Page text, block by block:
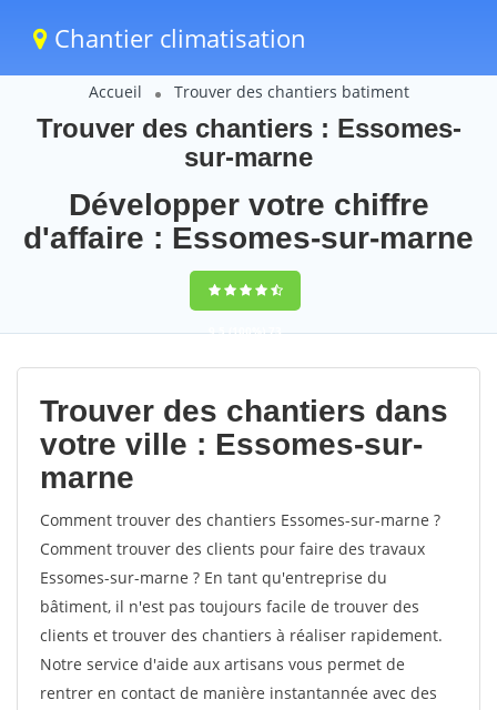
Chantier climatisation
Accueil Trouver des chantiers batiment
Trouver des chantiers : Essomes-
sur-marne
Développer votre chiffre
d'affaire : Essomes-sur-marne
9,5(100%)73
votes
Trouver des chantiers dans
votre ville : Essomes-sur-
marne
Comment trouver des chantiers Essomes-sur-marne ?
Comment trouver des clients pour faire des travaux
Essomes-sur-marne ? En tant qu'entreprise du
bâtiment, il n'est pas toujours facile de trouver des
clients et trouver des chantiers à réaliser rapidement.
Notre service d'aide aux artisans vous permet de
rentrer en contact de manière instantannée avec des